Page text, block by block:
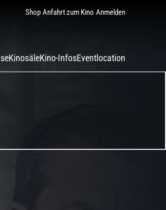
Shop Anfahrt zum Kino Anmelden
KinosäleKino-InfosEventlocation